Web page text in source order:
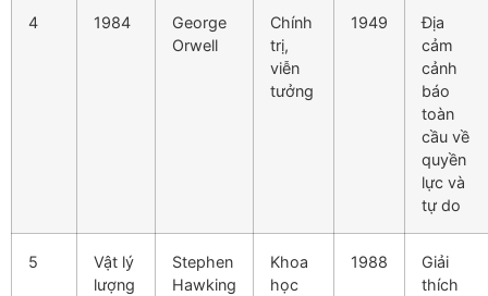
4 1984
George
Orwell
Chính
trị,
viễn
tưởng
1949
Địa
cảm
cảnh
báo
toàn
cầu về
quyền
lực và
tự do
5
Vật lý
lượng
Stephen
Hawking
Khoa
học
1988
Giải
thích